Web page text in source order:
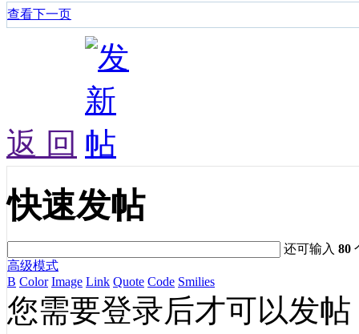
查看下一页
返 回
快速发帖
还可输入80
高级模式
B Color Image Link Quote Code Smilies
您需要登录后才可以发帖